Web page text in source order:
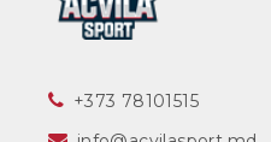
‎+373 78101515